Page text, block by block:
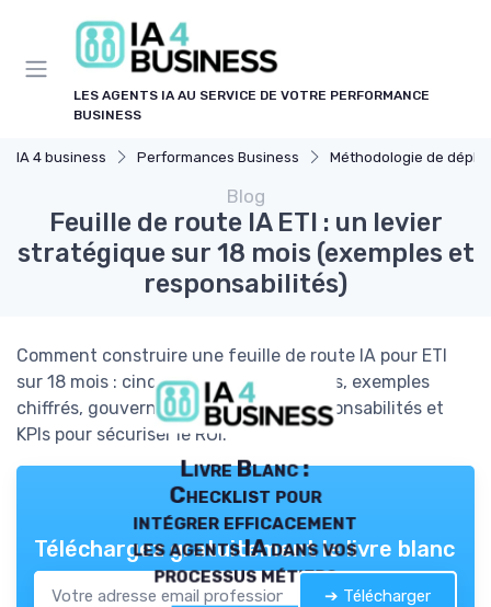
LES AGENTS IA AU SERVICE DE VOTRE PERFORMANCE
BUSINESS
IA 4 business Performances Business Méthodologie de déploiement
Blog
Feuille de route IA ETI : un levier
stratégique sur 18 mois (exemples et
responsabilités)
Comment construire une feuille de route IA pour ETI
sur 18 mois : cinq couches stratégiques, exemples
chiffrés, gouvernance, tableau de responsabilités et
KPIs pour sécuriser le ROI.
Livre Blanc :
Checklist pour
intégrer efficacement
les agents IA dans vos
processus métiers
Téléchargez gratuitement le livre blanc
➔ Télécharger